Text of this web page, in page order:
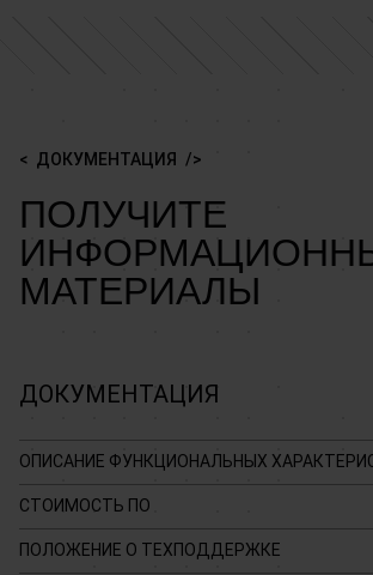
ДОКУМЕНТАЦИЯ
ПОЛУЧИТЕ
МАТЕРИАЛЫ
ДОКУМЕНТАЦИЯ
ОПИСАНИЕ ФУНКЦИОНАЛЬНЫХ
СТОИМОСТЬ ПО
ПОЛОЖЕНИЕ О ТЕХПОДДЕРЖКЕ